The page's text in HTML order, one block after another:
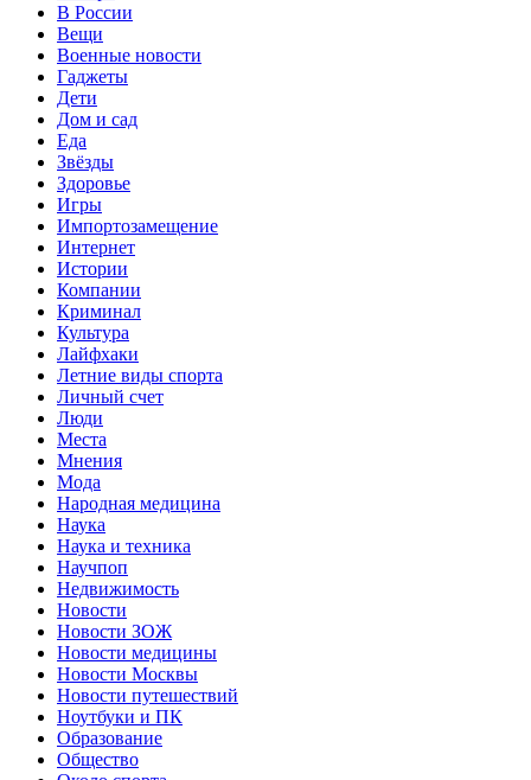
В России
Вещи
Военные новости
Гаджеты
Дети
Дом и сад
Еда
Звёзды
Здоровье
Игры
Импортозамещение
Интернет
Истории
Компании
Криминал
Культура
Лайфхаки
Летние виды спорта
Личный счет
Люди
Места
Мнения
Мода
Народная медицина
Наука
Наука и техника
Научпоп
Недвижимость
Новости
Новости ЗОЖ
Новости медицины
Новости Москвы
Новости путешествий
Ноутбуки и ПК
Образование
Общество